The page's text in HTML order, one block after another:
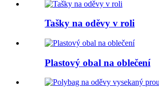
Tašky na oděvy v roli
Plastový obal na oblečení